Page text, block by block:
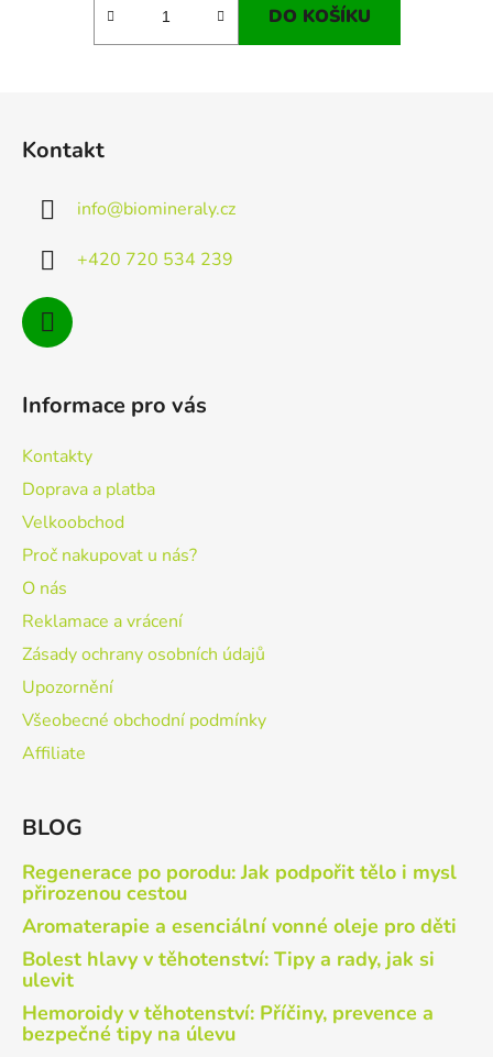
DO KOŠÍKU
Kontakt
info@biomineraly.cz
+420 720 534 239
Informace pro vás
Kontakty
Doprava a platba
Velkoobchod
Proč nakupovat u nás?
O nás
Reklamace a vrácení
Zásady ochrany osobních údajů
Upozornění
Všeobecné obchodní podmínky
Affiliate
BLOG
Regenerace po porodu: Jak podpořit tělo i mysl
přirozenou cestou
Aromaterapie a esenciální vonné oleje pro děti
Bolest hlavy v těhotenství: Tipy a rady, jak si
ulevit
Hemoroidy v těhotenství: Příčiny, prevence a
bezpečné tipy na úlevu